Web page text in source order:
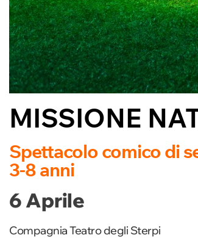
MISSIONE
Spettacolo comico di
3-8 anni
6 Aprile
Compagnia Teatro degli Sterpi